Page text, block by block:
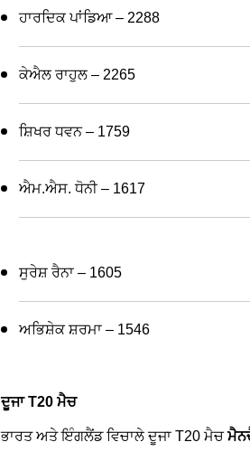
ਹਾਰਦਿਕ ਪਾਂਡਿਆ – 2288
ਕੇਐਲ ਰਾਹੁਲ – 2265
ਸ਼ਿਖਰ ਧਵਨ – 1759
ਐਮ.ਐਸ. ਧੋਨੀ – 1617
ਸੁਰੇਸ਼ ਰੈਨਾ – 1605
ਅਭਿਸ਼ੇਕ ਸ਼ਰਮਾ – 1546
ਦੂਜਾ T20 ਮੈਚ
ਭਾਰਤ ਅਤੇ ਇੰਗਲੈਂਡ ਵਿਚਾਲੇ ਦੂਜਾ T20 ਮੈਚ